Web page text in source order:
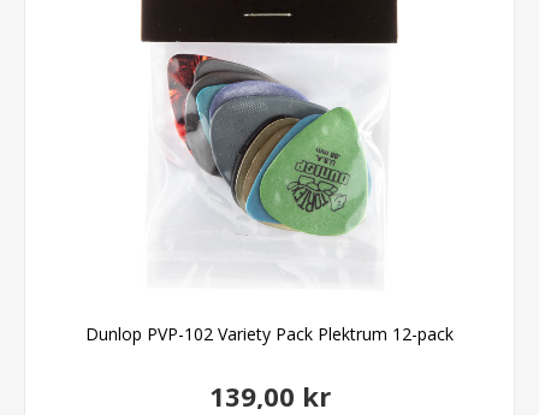
Dunlop PVP-102 Variety Pack Plektrum 12-pack
139,00 kr